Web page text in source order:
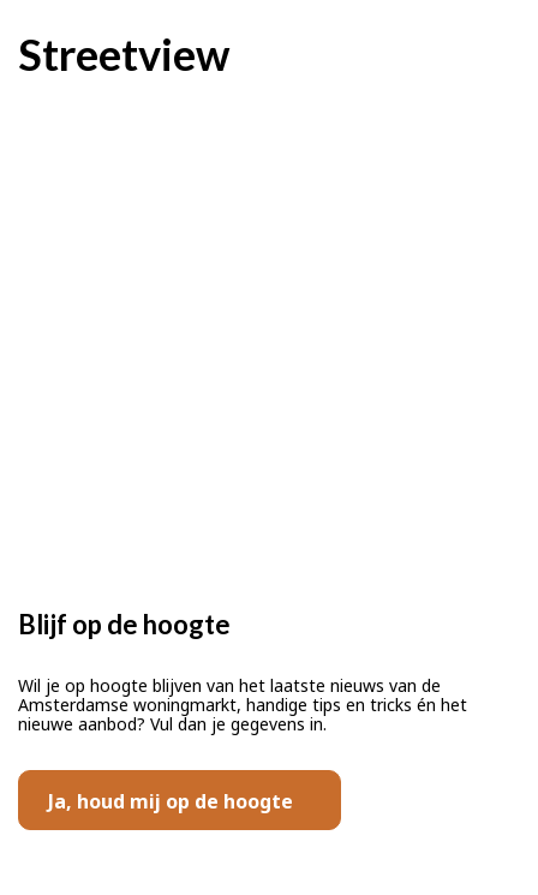
Streetview
Blijf op de hoogte
Wil je op hoogte blijven van het laatste nieuws van de
Amsterdamse woningmarkt, handige tips en tricks én het
nieuwe aanbod? Vul dan je gegevens in.
Ja, houd mij op de hoogte